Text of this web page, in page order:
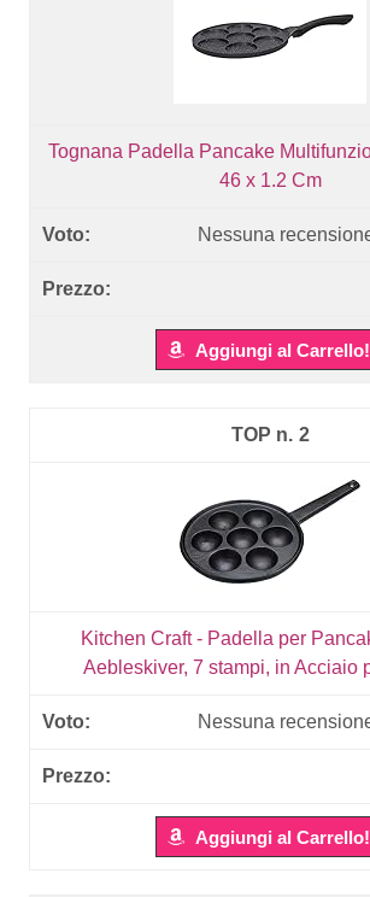
Tognana Padella Pancake
46 x 1.2 Cm
Nessuna
Aggiungi al Carrello!
2
Kitchen Craft - Padella per
Aebleskiver, 7 stampi, in Acciaio
Nessuna
Aggiungi al Carrello!